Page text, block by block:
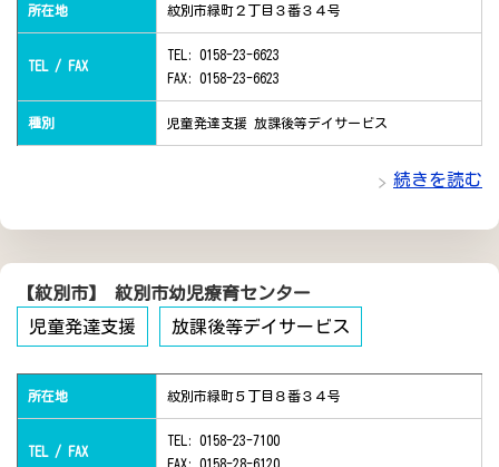
所在地 紋別市緑町２丁目３番３４号
TEL / FAX
TEL: 0158-23-6623
FAX: 0158-23-6623
種別 児童発達支援 放課後等デイサービス
続きを読む
【紋別市】 紋別市幼児療育センター
児童発達支援
放課後等デイサービス
所在地 紋別市緑町５丁目８番３４号
TEL / FAX
TEL: 0158-23-7100
FAX: 0158-28-6120